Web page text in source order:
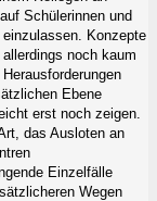
Schülerinnen und
Konzepte
noch kaum
Ebene
erst noch zeigen.
das Ausloten an
Einzelfälle
Wegen